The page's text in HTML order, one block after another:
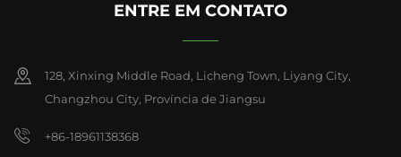
ENTRE EM CONTATO
128, Xinxing Middle Road, Licheng Town, Liyang City,
Changzhou City, Província de Jiangsu
+86-18961138368